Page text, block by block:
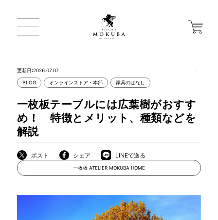
店舗から探す
一枚板 ATELIER MOKUBA HOME
MOKUBA について
更新日:2026.07.07
BLOG オンラインストア・本部 家具のはなし
一枚板テーブルには広葉樹がおすす
め！ 特徴とメリット、種類などを
解説
ポスト シェア LINEで送る
一枚板 ATELIER MOKUBA HOME